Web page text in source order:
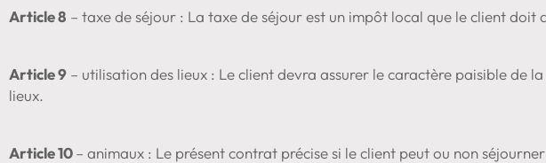
Article 8 – taxe de séjour : La taxe de séjour est un impôt local que le client
Article 9 – utilisation des lieux : Le client devra assurer le caractère paisible de
lieux.
Article 10– animaux : Le présent contrat précise si le client peut ou non